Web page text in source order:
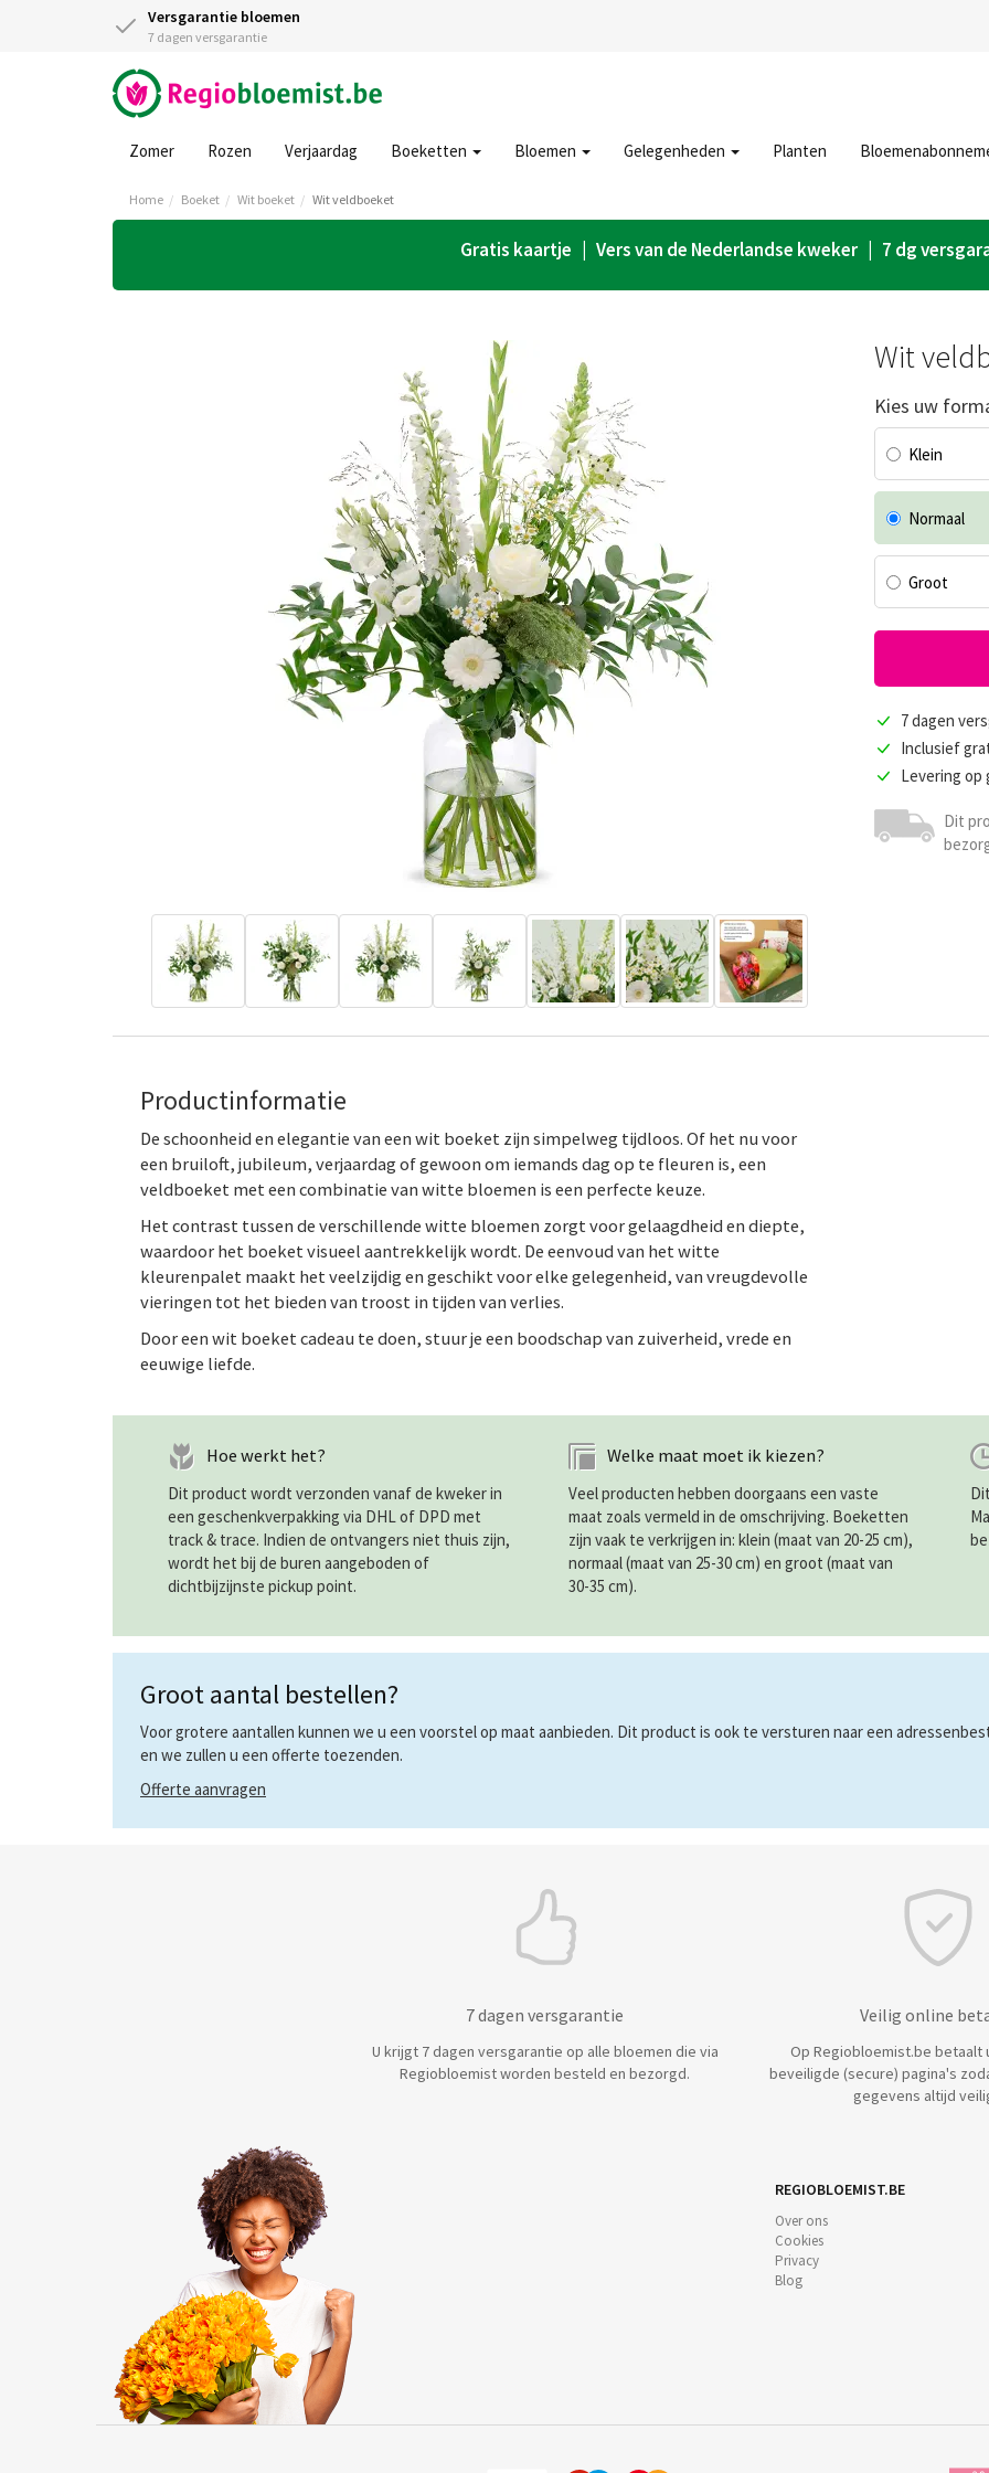
Versgarantie bloemen
7 dagen versgarantie
Zomer Rozen Verjaardag Boeketten Bloemen Gelegenheden Planten
Home Boeket Wit boeket Wit veldboeket
Gratis kaartje | Vers van de Nederlandse kweker | 7 dg
Wit
Kies uw
Klein
Normaal
Groot
7 dagen
Inclusief
Levering op
Dit
Productinformatie
De schoonheid en elegantie van een wit boeket zijn simpelweg tijdloos. Of het nu voor
een bruiloft, jubileum, verjaardag of gewoon om iemands dag op te fleuren is, een
veldboeket met een combinatie van witte bloemen is een perfecte keuze.
Het contrast tussen de verschillende witte bloemen zorgt voor gelaagdheid en diepte,
waardoor het boeket visueel aantrekkelijk wordt. De eenvoud van het witte
kleurenpalet maakt het veelzijdig en geschikt voor elke gelegenheid, van vreugdevolle
vieringen tot het bieden van troost in tijden van verlies.
Door een wit boeket cadeau te doen, stuur je een boodschap van zuiverheid, vrede en
eeuwige liefde.
Hoe werkt het?
Dit product wordt verzonden vanaf de kweker in
een geschenkverpakking via DHL of DPD met
track & trace. Indien de ontvangers niet thuis zijn,
wordt het bij de buren aangeboden of
dichtbijzijnste pickup point.
Welke maat moet ik kiezen?
Veel producten hebben doorgaans een vaste
maat zoals vermeld in de omschrijving. Boeketten
zijn vaak te verkrijgen in: klein (maat van 20-25 cm),
normaal (maat van 25-30 cm) en groot (maat van
30-35 cm).
Groot aantal bestellen?
Voor grotere aantallen kunnen we u een voorstel op maat aanbieden. Dit product is ook te versturen naar een
en we zullen u een offerte toezenden.
Offerte aanvragen
7 dagen versgarantie
U krijgt 7 dagen versgarantie op alle bloemen die via
Regiobloemist worden besteld en bezorgd.
Veilig online
Op Regiobloemist.be betaalt
beveiligde (secure) pagina's
gegevens altijd
REGIOBLOEMIST.BE
Over ons
Cookies
Privacy
Blog